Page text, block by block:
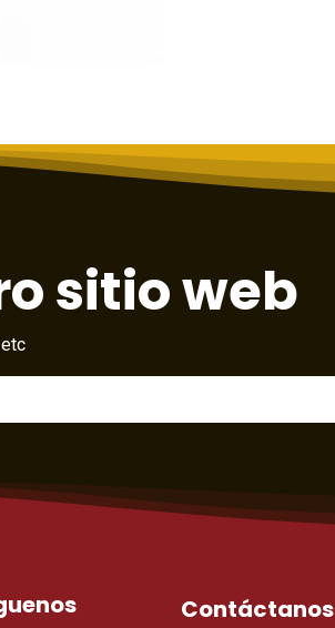
sitio web
Contáctanos